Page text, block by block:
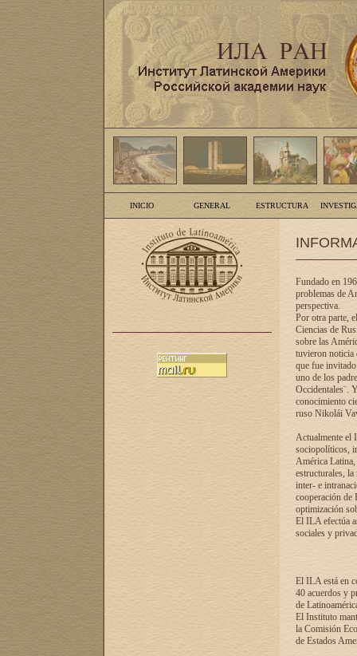
INICIO GENERAL ESTRUCTURA
Fundado en
problemas de
perspectiva.
Por otra parte,
Ciencias de
sobre las
tuvieron noticia
que fue
uno de los
Occidentales¨.
conocimiento
ruso Nikolái
Actualmente el
sociopolíticos,
América Latina,
estructurales,
inter- e
cooperación de
optimización
El ILA efectúa
sociales y
El ILA está en
40 acuerdos y
de
El Instituto
la Comisión
de Estados